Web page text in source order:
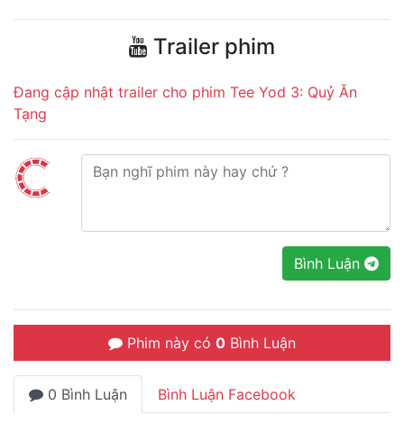
Trailer phim
Đang cập nhật trailer cho phim Tee Yod 3: Quỷ Ăn
Tạng
Bình Luận
Phim này có 0 Bình Luận
0 Bình Luận Bình Luận Facebook